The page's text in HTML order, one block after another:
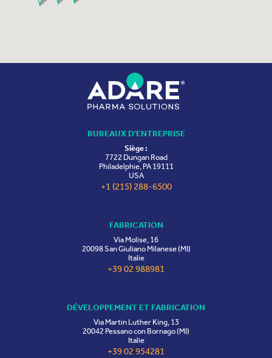
BUREAUX D'ENTREPRISE
Siège :
7722 Dungan Road
Philadelphie, PA 19111
USA
+1 (215) 288-6500
FABRICATION
Via Molise, 16
20098 San Giuliano Milanese (MI)
Italie
+39 02 988981
DÉVELOPPEMENT ET FABRICATION
Via Martin Luther King, 13
20042 Pessano con Bornago (MI)
Italie
+39 02 954281